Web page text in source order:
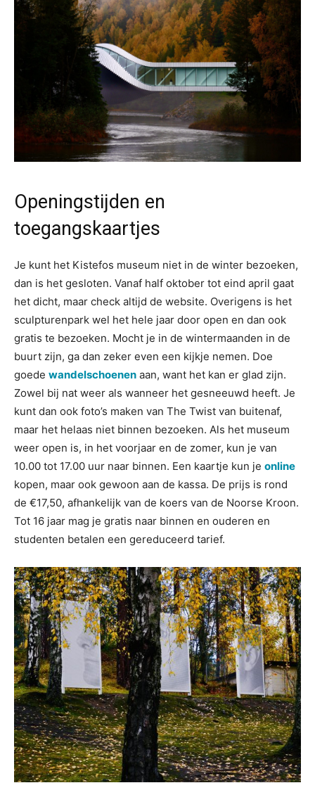
Openingstijden en
toegangskaartjes
Je kunt het Kistefos museum niet in de winter bezoeken,
dan is het gesloten. Vanaf half oktober tot eind april gaat
het dicht, maar check altijd de website. Overigens is het
sculpturenpark wel het hele jaar door open en dan ook
gratis te bezoeken. Mocht je in de wintermaanden in de
buurt zijn, ga dan zeker even een kijkje nemen. Doe
goede wandelschoenen aan, want het kan er glad zijn.
Zowel bij nat weer als wanneer het gesneeuwd heeft. Je
kunt dan ook foto’s maken van The Twist van buitenaf,
maar het helaas niet binnen bezoeken. Als het museum
weer open is, in het voorjaar en de zomer, kun je van
10.00 tot 17.00 uur naar binnen. Een kaartje kun je online
kopen, maar ook gewoon aan de kassa. De prijs is rond
de €17,50, afhankelijk van de koers van de Noorse Kroon.
Tot 16 jaar mag je gratis naar binnen en ouderen en
studenten betalen een gereduceerd tarief.